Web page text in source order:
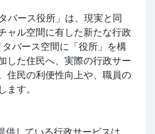
バース役所」は、現実と同
ャル空間に有した新たな行政
バース空間に「役所」を構
した住民へ、実際の行政サー
住民の利便性向上や、職員の
ます。
供している行政サービスは、